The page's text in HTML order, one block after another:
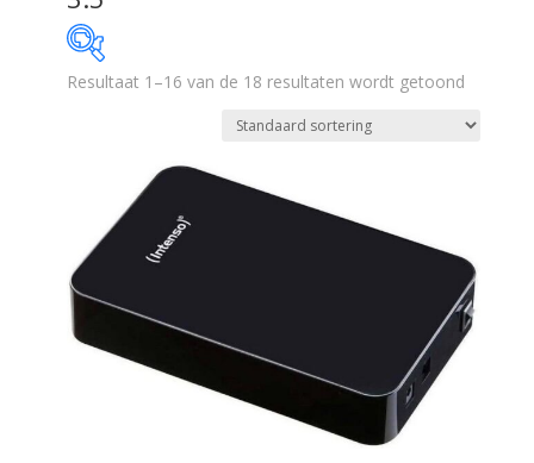
300
Resultaat 1–16 van de 18 resultaten wordt getoond